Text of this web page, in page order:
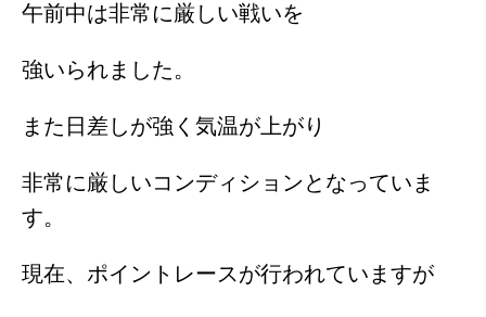
午前中は非常に厳しい戦いを
強いられました。
また日差しが強く気温が上がり
非常に厳しいコンディションとなっていま
す。
現在、ポイントレースが行われていますが